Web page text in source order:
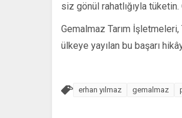
siz gönül rahatlığıyla
Gemalmaz Tarım
ülkeye yayılan bu başarı
erhan yılmaz gemalmaz